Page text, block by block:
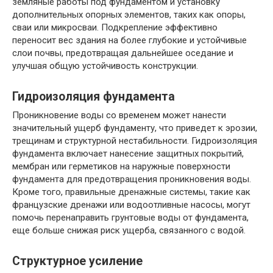
дополнительных опорных элементов, таких как опоры,
сваи или микросваи. Подкрепление эффективно
переносит вес здания на более глубокие и устойчивые
слои почвы, предотвращая дальнейшее оседание и
улучшая общую устойчивость конструкции.
Гидроизоляция фундамента
Проникновение воды со временем может нанести
значительный ущерб фундаменту, что приведет к эрозии,
трещинам и структурной нестабильности. Гидроизоляция
фундамента включает нанесение защитных покрытий,
мембран или герметиков на наружные поверхности
фундамента для предотвращения проникновения воды.
Кроме того, правильные дренажные системы, такие как
французские дренажи или водоотливные насосы, могут
помочь перенаправить грунтовые воды от фундамента,
еще больше снижая риск ущерба, связанного с водой.
Структурное усиление